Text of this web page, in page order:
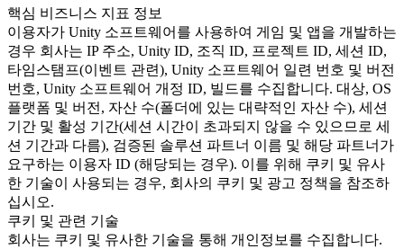
핵심 비즈니스 지표 정보
이용자가 Unity 소프트웨어를 사용하여 게임 및 앱을 개발하는
경우 회사는 IP 주소, Unity ID, 조직 ID, 프로젝트 ID, 세션 ID,
타임스탬프(이벤트 관련), Unity 소프트웨어 일련 번호 및 버전
번호, Unity 소프트웨어 개정 ID, 빌드를 수집합니다. 대상, OS
플랫폼 및 버전, 자산 수(폴더에 있는 대략적인 자산 수), 세션
기간 및 활성 기간(세션 시간이 초과되지 않을 수 있으므로 세
션 기간과 다름), 검증된 솔루션 파트너 이름 및 해당 파트너가
요구하는 이용자 ID (해당되는 경우). 이를 위해 쿠키 및 유사
한 기술이 사용되는 경우, 회사의 쿠키 및 광고 정책을 참조하
십시오.
쿠키 및 관련 기술
회사는 쿠키 및 유사한 기술을 통해 개인정보를 수집합니다.